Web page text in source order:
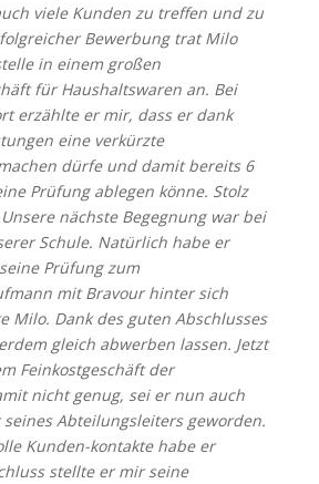
viele Kunden zu treffen und zu
Bewerbung trat Milo
in einem großen
für Haushaltswaren an. Bei
erzählte er mir, dass er dank
eine verkürzte
dürfe und damit bereits 6
Prüfung ablegen könne. Stolz
nächste Begegnung war bei
Schule. Natürlich habe er
Prüfung zum
mit Bravour hinter sich
Milo. Dank des guten Abschlusses
gleich abwerben lassen. Jetzt
Feinkostgeschäft der
nicht genug, sei er nun auch
Abteilungsleiters geworden.
Kunden-kontakte habe er
stellte er mir seine